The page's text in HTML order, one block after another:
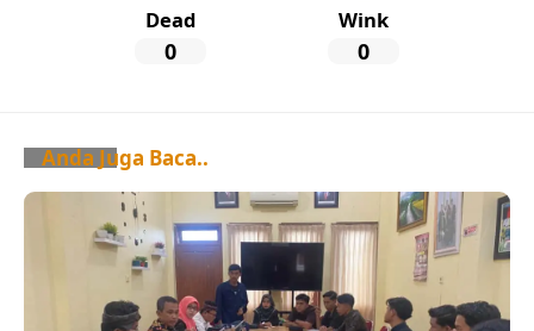
Dead
0
Wink
0
Anda Juga Baca..